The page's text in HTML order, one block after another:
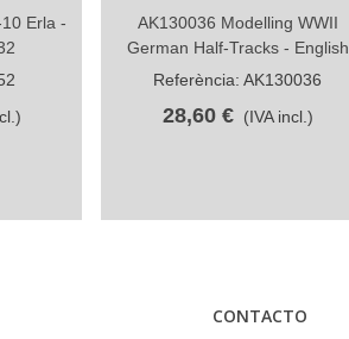
Erla -
Compartir
AK130036 Modelling WWII
German Half-Tracks - English
Referència: AK130036
28,60 € (IVA incl.)
CONTACTO